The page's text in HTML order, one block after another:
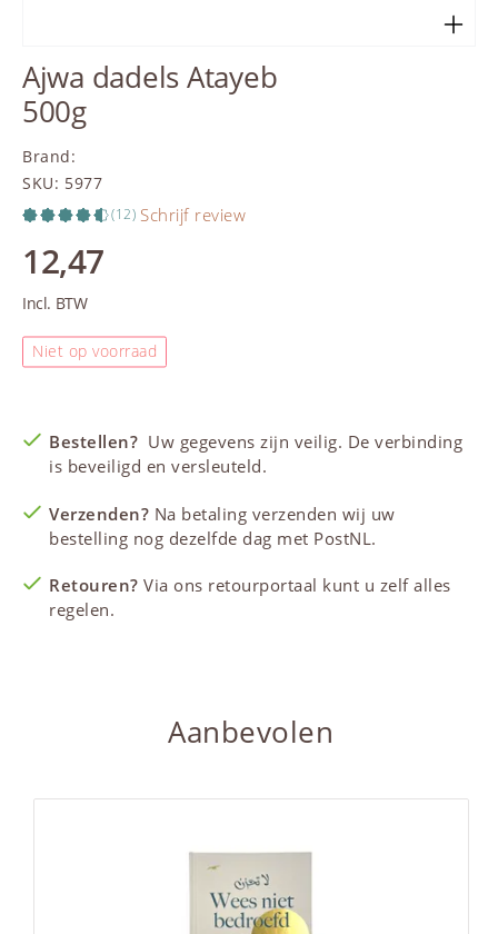
Ajwa dadels Atayeb
500g
Brand:
SKU: 5977
(12) Schrijf review
12,47
Incl. BTW
Niet op voorraad
Bestellen? Uw gegevens zijn veilig. De verbinding
is beveiligd en versleuteld.
Verzenden? Na betaling verzenden wij uw
bestelling nog dezelfde dag met PostNL.
Retouren? Via ons retourportaal kunt u zelf alles
regelen.
Aanbevolen